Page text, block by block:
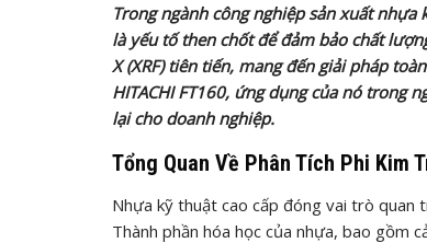
Trong ngành công nghiệp sản xuất
là yếu tố then chốt để đảm bảo chất
X (XRF) tiên tiến, mang đến giải pháp
HITACHI FT160, ứng dụng của nó trong
lại cho doanh nghiệp.
Tổng Quan Về Phân Tích Phi Kim
Nhựa kỹ thuật cao cấp đóng vai trò quan
Thành phần hóa học của nhựa, bao gồm